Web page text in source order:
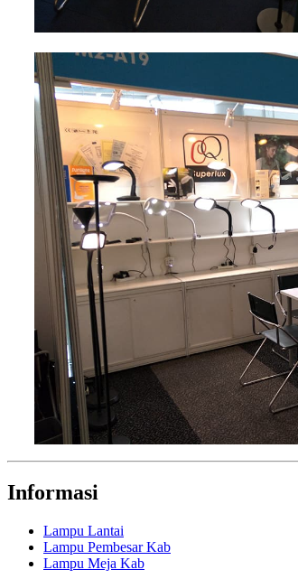
Informasi
Lampu Lantai
Lampu Pembesar Kab
Lampu Meja Kab